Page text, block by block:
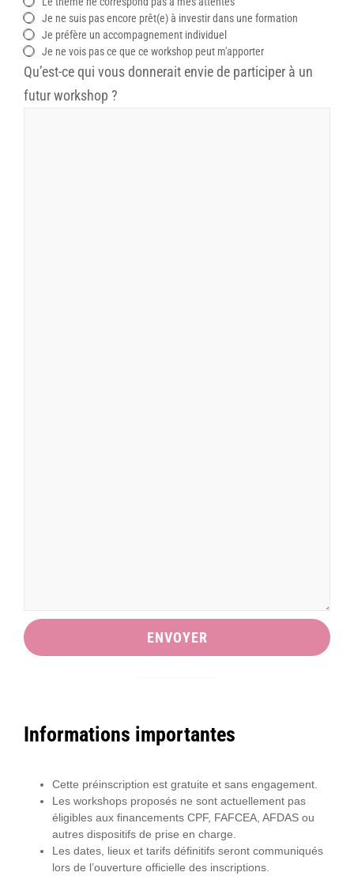
Je ne suis pas encore prêt(e) à investir dans une formation
Je préfère un accompagnement individuel
Je ne vois pas ce que ce workshop peut m'apporter
Qu’est-ce qui vous donnerait envie de participer à un
futur workshop ?
ENVOYER
Informations importantes
Cette préinscription est gratuite et sans engagement.
Les workshops proposés ne sont actuellement pas
éligibles aux financements CPF, FAFCEA, AFDAS ou
autres dispositifs de prise en charge.
Les dates, lieux et tarifs définitifs seront communiqués
lors de l’ouverture officielle des inscriptions.